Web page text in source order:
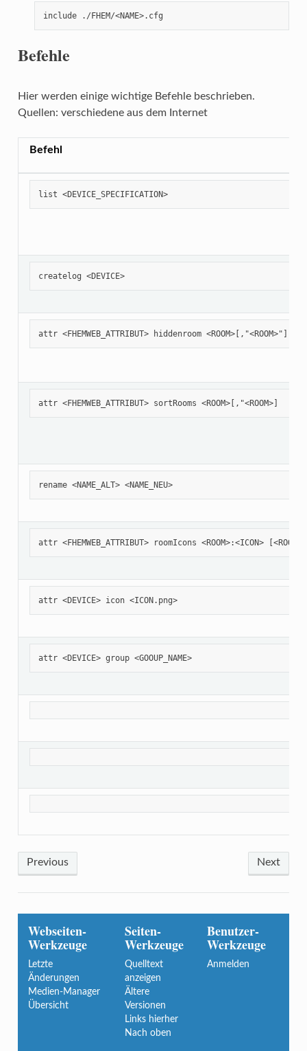
include ./FHEM/<NAME>.cfg
Befehle
Hier werden einige wichtige Befehle beschrieben.
Quellen: verschiedene aus dem Internet
Befehl
list <DEVICE_SPECIFICATION>
createlog <DEVICE>
attr <FHEMWEB_ATTRIBUT> hiddenroom <ROOM>[,"<ROOM>"]
attr <FHEMWEB_ATTRIBUT> sortRooms <ROOM>[,"<ROOM>]
rename <NAME_ALT> <NAME_NEU>
attr <FHEMWEB_ATTRIBUT> roomIcons <ROOM>:<ICON>
attr <DEVICE> icon <ICON.png>
attr <DEVICE> group <GOOUP_NAME>
Previous Next
Webseiten-
Werkzeuge
Letzte
Änderungen
Medien-Manager
Übersicht
Seiten-
Werkzeuge
Quelltext
anzeigen
Ältere
Versionen
Links hierher
Nach oben
Benutzer-
Werkzeuge
Anmelden